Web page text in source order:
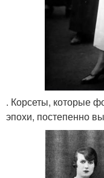
. Корсеты, которые
эпохи, постепенно